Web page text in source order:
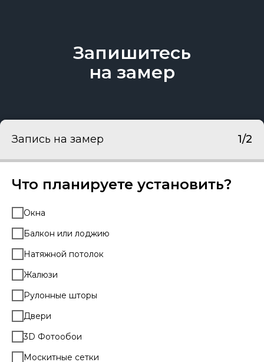
Запишитесь
на замер
Запись на замер 1/2
Что планируете установить?
Окна
Балкон или лоджию
Натяжной потолок
Жалюзи
Рулонные шторы
Двери
3D Фотообои
Москитные сетки